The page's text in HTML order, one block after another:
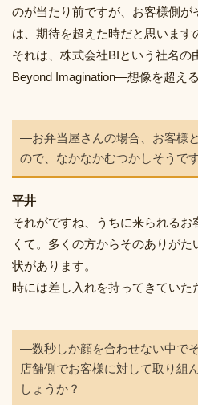
のが当たり前ですが、お客様側が
は、期待を超えた時だと思います
それは、株式会社BIという社名の
Beyond Imagination―想像を超え
―お弁当屋さんの場合、お客様
ので、なかなかむつかしそうで
平井
それがですね、うちに来られるお
くて。多くの方からそのありが
状があります。
時には差し入れを持ってきていた
―数秒しか顔を合わせない中で
店舗側でお客様に対して取り組
しょうか？